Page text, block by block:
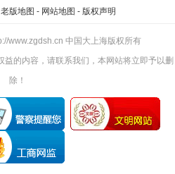
老版地图 - 网站地图 - 版权声明
www.zgdsh.cn 中国大上海版权所有
的内容，请联系我们，本网站将立即予以删
除！